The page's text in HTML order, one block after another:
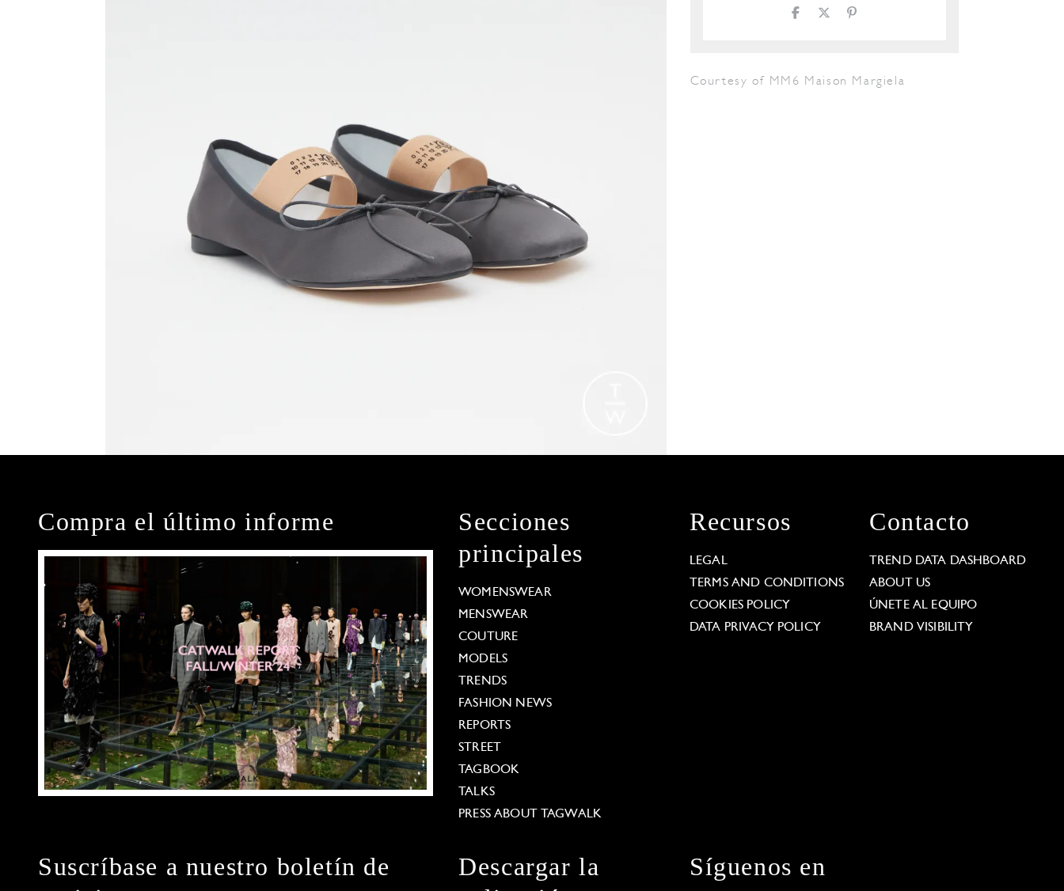
Courtesy of MM6 Maison Margiela
Compra el último informe
Secciones
principales
WOMENSWEAR
MENSWEAR
COUTURE
MODELS
TRENDS
FASHION NEWS
REPORTS
STREET
TAGBOOK
TALKS
PRESS ABOUT TAGWALK
Recursos
LEGAL
TERMS AND CONDITIONS
COOKIES POLICY
DATA PRIVACY POLICY
Contacto
TREND DATA DASHBOARD
ABOUT US
ÚNETE AL EQUIPO
BRAND VISIBILITY
Suscríbase a nuestro boletín de
Descargar la
Síguenos en